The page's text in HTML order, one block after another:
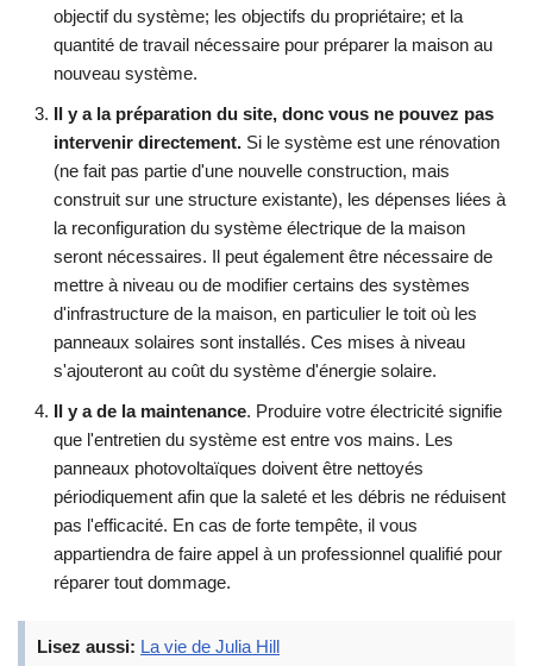
objectif du système; les objectifs du propriétaire; et la
quantité de travail nécessaire pour préparer la maison au
nouveau système.
Il y a la préparation du site, donc vous ne pouvez pas
intervenir directement. Si le système est une rénovation
(ne fait pas partie d'une nouvelle construction, mais
construit sur une structure existante), les dépenses liées à
la reconfiguration du système électrique de la maison
seront nécessaires. Il peut également être nécessaire de
mettre à niveau ou de modifier certains des systèmes
d'infrastructure de la maison, en particulier le toit où les
panneaux solaires sont installés. Ces mises à niveau
s'ajouteront au coût du système d'énergie solaire.
Il y a de la maintenance. Produire votre électricité signifie
que l'entretien du système est entre vos mains. Les
panneaux photovoltaïques doivent être nettoyés
périodiquement afin que la saleté et les débris ne réduisent
pas l'efficacité. En cas de forte tempête, il vous
appartiendra de faire appel à un professionnel qualifié pour
réparer tout dommage.
Lisez aussi: La vie de Julia Hill